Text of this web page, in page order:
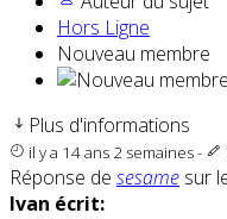
Hors Ligne
Nouveau membre
Plus d'informations
il y a 14 ans 2 semaines-
Réponse de sesame sur
Ivan écrit: